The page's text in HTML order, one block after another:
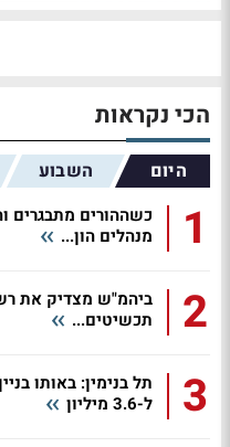
הכי נקראות
היום השבוע
1
כשההורים מתבגרים
מנהלים הון...
2
ביהמ"ש מצדיק את
תכשיטים...
3
ל-3.6 מיליון